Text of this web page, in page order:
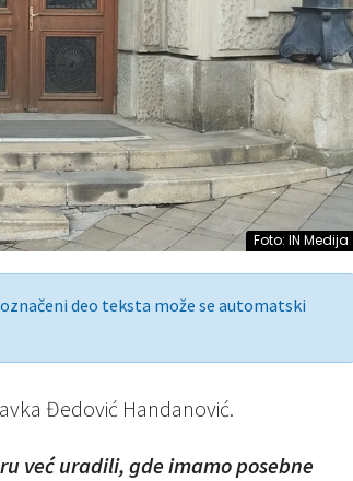
Foto: IN Medija
deo teksta može se automatski
Đedović Handanović.
već uradili, gde imamo posebne